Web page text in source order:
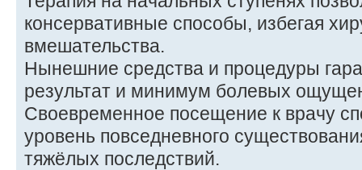
консервативные способы, избегая
вмешательства.
Нынешние средства и процедуры
результат и минимум болевых
Своевременное посещение к врачу
уровень повседневного
тяжёлых последствий.